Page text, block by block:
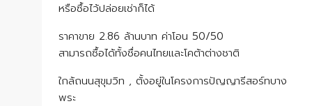
หรือซื้อไว้ปล่อยเช่าก็ได้
ราคาขาย 2.86 ล้านบาท ค่าโอน 50/50
สามารถซื้อได้ทั้งชื่อคนไทยและโคต้าต่างชาติ
ใกล้ถนนสุขุมวิท , ตั้งอยู่ในโครงการปัญญารีสอร์ทบาง
พระ